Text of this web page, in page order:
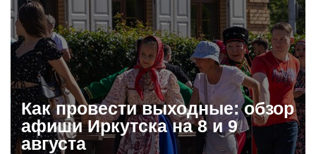
Как провести выходные: обзор
афиши Иркутска на 8 и 9
августа